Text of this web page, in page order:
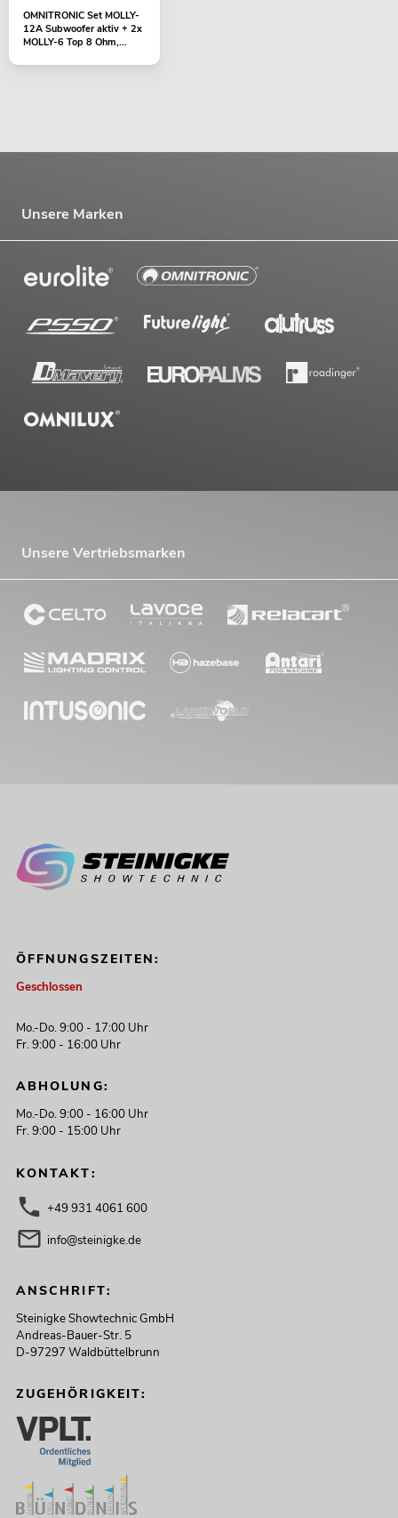
OMNITRONIC Set MOLLY-
12A Subwoofer aktiv + 2x
MOLLY-6 Top 8 Ohm,...
Unsere Marken
Unsere Vertriebsmarken
ÖFFNUNGSZEITEN:
Geschlossen
Mo.-Do. 9:00 - 17:00 Uhr
Fr. 9:00 - 16:00 Uhr
ABHOLUNG:
Mo.-Do. 9:00 - 16:00 Uhr
Fr. 9:00 - 15:00 Uhr
KONTAKT:
+49 931 4061 600
info@steinigke.de
ANSCHRIFT:
Steinigke Showtechnic GmbH
Andreas-Bauer-Str. 5
D-97297 Waldbüttelbrunn
ZUGEHÖRIGKEIT: